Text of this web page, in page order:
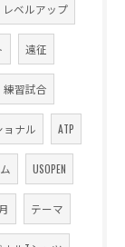
レベルアップ
遠征
練習試合
ョナル ATP
USOPEN
テーマ